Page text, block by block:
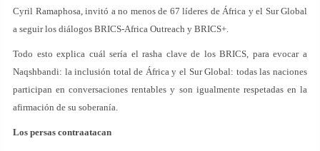
Cyril Ramaphosa, invitó a no menos de 67 líderes de África y el Sur Global
a seguir los diálogos BRICS-Africa Outreach y BRICS+.
Todo esto explica cuál sería el rasha clave de los BRICS, para evocar a
Naqshbandi: la inclusión total de África y el Sur Global: todas las naciones
participan en conversaciones rentables y son igualmente respetadas en la
afirmación de su soberanía.
Los persas contraatacan